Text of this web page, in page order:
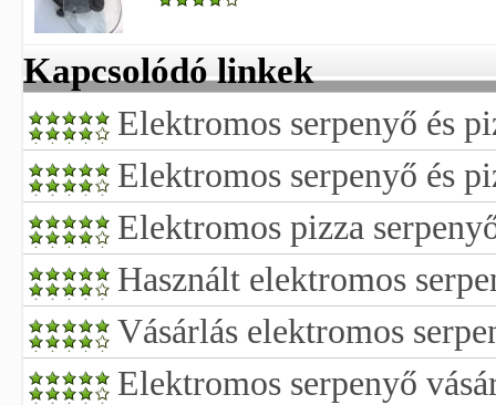
Kapcsolódó linkek
Elektromos serpenyő és
Elektromos serpenyő és
Elektromos pizza
Használt elektromos
Vásárlás elektromos
Elektromos serpenyő